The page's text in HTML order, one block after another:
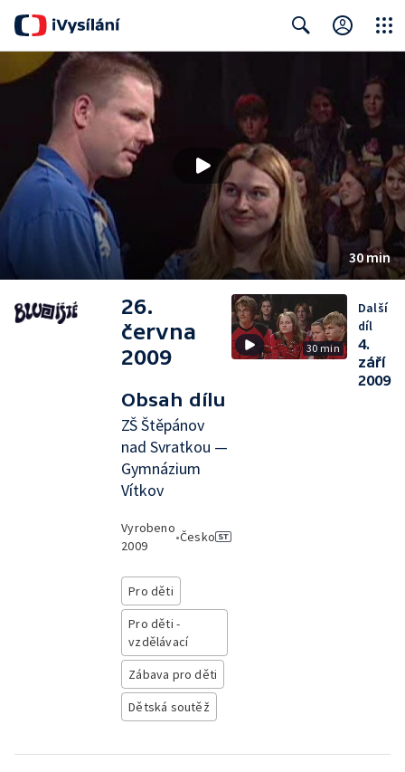
30 min
26.
června
2009
Obsah dílu
ZŠ Štěpánov
nad Svratkou —
Gymnázium
Vítkov
Vyrobeno
2009
•Česko
Pro děti
Pro děti -
vzdělávací
Zábava pro děti
Dětská soutěž
30 min
Další
díl
4.
září
2009